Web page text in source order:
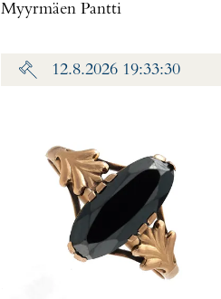
Myyrmäen Pantti
12.8.2026 19:33:30